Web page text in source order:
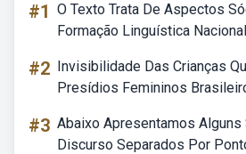
#1 O Texto Trata De Aspectos
Formação Linguística Nacional
#2 Invisibilidade Das Crianças
Presídios Femininos
#3 Abaixo Apresentamos
Discurso Separados Por